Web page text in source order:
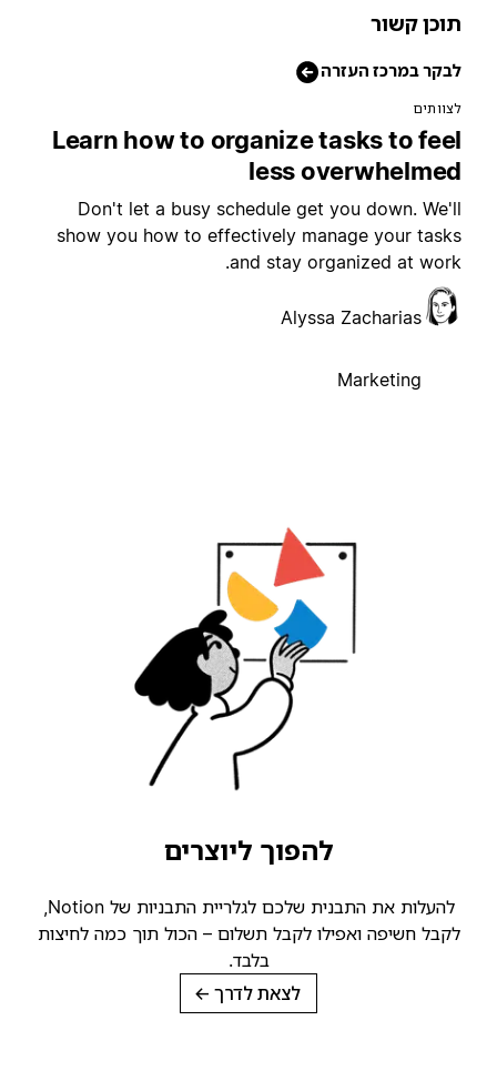
קשור
במרכז העזרה
Learn how to organize tasks to
less
Don't let a busy schedule get you down.
show you how to effectively manage your
and stay organized at
Alyssa Zacharias
Marketing
להפוך ליוצרים
להעלות את התבנית שלכם לגלריית התבניות של Notion,
לקבל חשיפה ואפילו לקבל תשלום – הכול תוך כמה לחיצות
בלבד.
לצאת לדרך→